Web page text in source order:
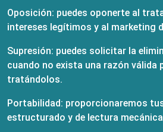
Oposición: puedes oponerte al
intereses legítimos y al marketing
Supresión: puedes solicitar la
cuando no exista una razón válida
tratándolos.
Portabilidad: proporcionaremos
estructurado y de lectura